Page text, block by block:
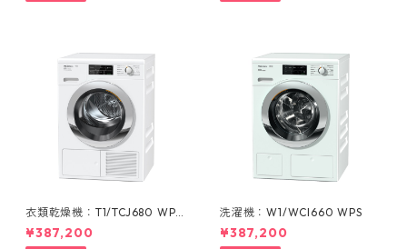
衣類乾燥機：T1/TCJ680 WP
(ヒートポンプ式 9 kg)
¥387,200
洗濯機：W1/WCI660 WPS
¥387,200